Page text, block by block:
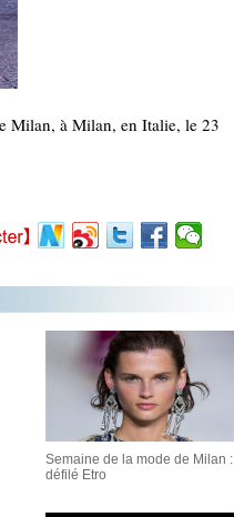
Milan, à Milan, en Italie, le 23
Semaine de la mode de Milan :
défilé Etro